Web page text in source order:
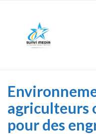
agriculteurs
pour des